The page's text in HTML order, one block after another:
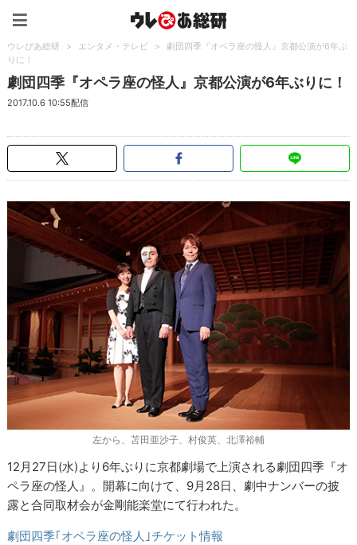
ウレぴあ総研 > エンタメ・テレビ >
劇団四季『オペラ座の怪人』京都公演が6年ぶ
りに！
劇団四季『オペラ座の怪人』京都公演が6年ぶりに！
2017.10.6 10:55配信
左から、苫田亜沙子、村俊英、北澤裕輔
12月27日(水)より6年ぶりに京都劇場で上演される劇団四季『オ
ペラ座の怪人』。開幕に向けて、9月28日、劇中ナンバーの披
露と合同取材会が金剛能楽堂にて行われた。
劇団四季｢オペラ座の怪人｣チケット情報